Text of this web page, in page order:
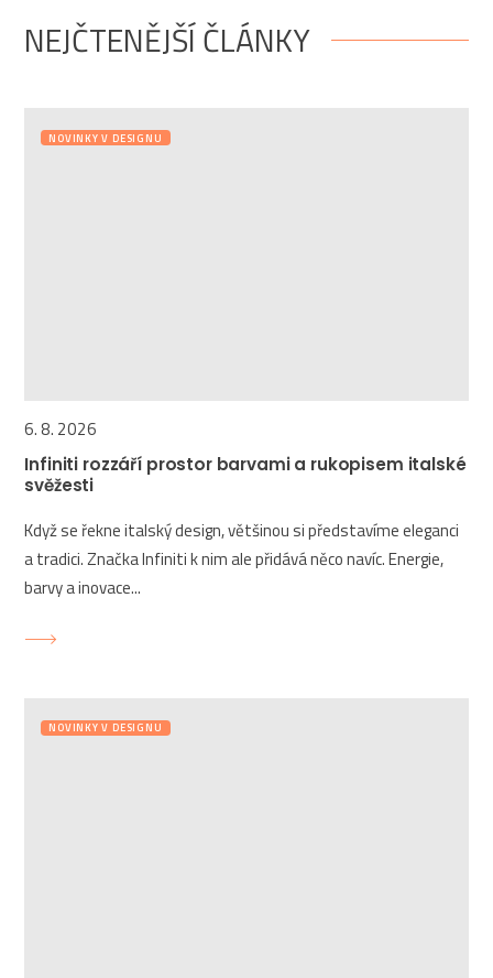
NEJČTENĚJŠÍ ČLÁNKY
NOVINKY V DESIGNU
6. 8. 2026
Infiniti rozzáří prostor barvami a rukopisem italské
svěžesti
Když se řekne italský design, většinou si představíme eleganci
a tradici. Značka Infiniti k nim ale přidává něco navíc. Energie,
barvy a inovace...
NOVINKY V DESIGNU